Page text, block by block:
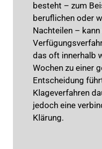
besteht – zum
beruflichen oder
Nachteilen –
das oft innerhalb
Wochen zu einer
Entscheidung
Klageverfahren
jedoch eine
Klärung.